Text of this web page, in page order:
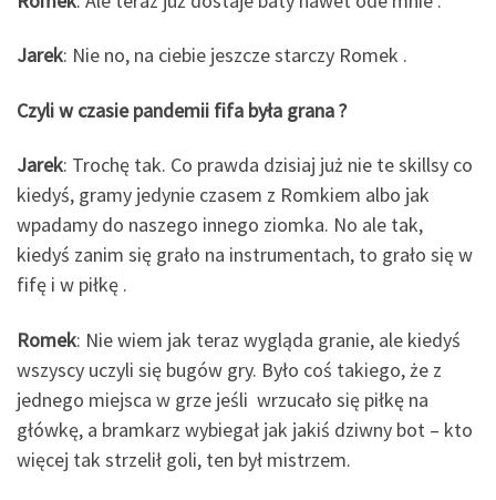
Jarek: Nie no, na ciebie jeszcze starczy Romek .
Czyli w czasie pandemii fifa była grana ?
Jarek: Trochę tak. Co prawda dzisiaj już nie te skillsy co
kiedyś, gramy jedynie czasem z Romkiem albo jak
wpadamy do naszego innego ziomka. No ale tak,
kiedyś zanim się grało na instrumentach, to grało się w
fifę i w piłkę .
Romek: Nie wiem jak teraz wygląda granie, ale kiedyś
wszyscy uczyli się bugów gry. Było coś takiego, że z
jednego miejsca w grze jeśli wrzucało się piłkę na
główkę, a bramkarz wybiegał jak jakiś dziwny bot – kto
więcej tak strzelił goli, ten był mistrzem.